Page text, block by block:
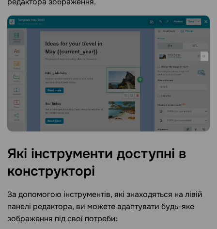
Які інструменти доступні в
конструкторі
За допомогою інструментів, які знаходяться на лівій
панелі редактора, ви можете адаптувати будь-яке
зображення під свої потреби: